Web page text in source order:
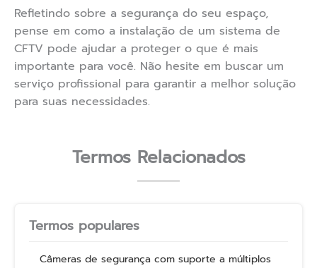
Refletindo sobre a segurança do seu espaço,
pense em como a instalação de um sistema de
CFTV pode ajudar a proteger o que é mais
importante para você. Não hesite em buscar um
serviço profissional para garantir a melhor solução
para suas necessidades.
Termos Relacionados
Termos populares
Câmeras de segurança com suporte a múltiplos